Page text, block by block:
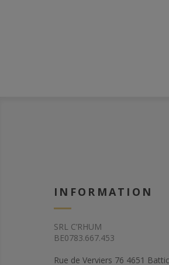
INFORMATION
SRL C’RHUM
BE0783.667.453
Rue de Verviers 76 4651